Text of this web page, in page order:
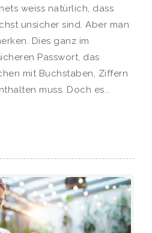
weiss natürlich, dass
unsicher sind. Aber man
Dies ganz im
Passwort, das
mit Buchstaben, Ziffern
muss. Doch es...